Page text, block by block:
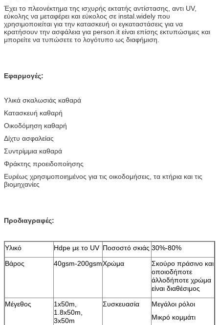
Έχει το πλεονέκτημα της ισχυρής εκτατής αντίστασης, αντι UV,
εύκολης να μεταφέρει και εύκολος σε instal.widely που
χρησιμοποιείται για την κατασκευή οι εγκαταστάσεις για να
κρατήσουν την ασφάλεια για person.it είναι επίσης εκτυπώσιμες και
μπορείτε να τυπώσετε το λογότυπο ως διαφήμιση.
Εφαρμογές:
Υλικά σκαλωσιάς καθαρά
Κατασκευή καθαρή
Οικοδόμηση καθαρή
Δίχτυ ασφαλείας
Συντρίμμια καθαρά
Φράκτης προειδοποίησης
Ευρέως χρησιμοποιημένος για τις οικοδομήσεις, τα κτήρια και τις
βιομηχανίες
Προδιαγραφές:
Υλικό Hdpe με το UV Ποσοστό σκιάς 30%-80%
Βάρος
40gsm-200gsmΧρώμα
Σκούρο πράσινο και
οποιοδήποτε
άλλοδήποτε χρώμα
είναι διαθέσιμος
Μέγεθος
1x50m,
1.8x50m,
3x50m
Συσκευασία
Μεγάλοι ρόλοι
Μικρό κομμάτι